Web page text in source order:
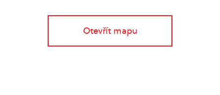
Otevřít mapu